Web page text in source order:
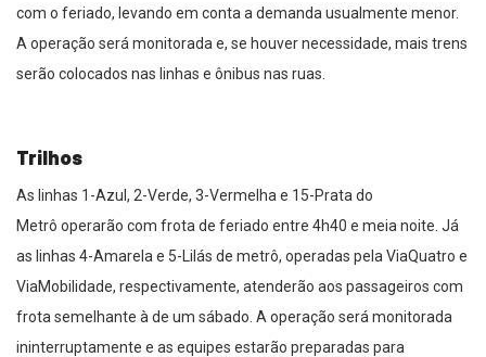
com o feriado, levando em conta a demanda usualmente menor.
A operação será monitorada e, se houver necessidade, mais trens
serão colocados nas linhas e ônibus nas ruas.
Trilhos
As linhas 1-Azul, 2-Verde, 3-Vermelha e 15-Prata do
Metrô operarão com frota de feriado entre 4h40 e meia noite. Já
as linhas 4-Amarela e 5-Lilás de metrô, operadas pela ViaQuatro e
ViaMobilidade, respectivamente, atenderão aos passageiros com
frota semelhante à de um sábado. A operação será monitorada
ininterruptamente e as equipes estarão preparadas para